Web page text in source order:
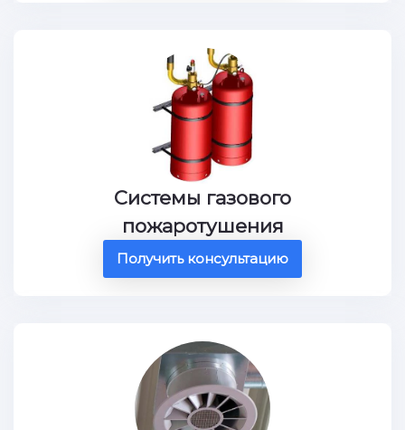
Системы газового
пожаротушения
Получить консультацию